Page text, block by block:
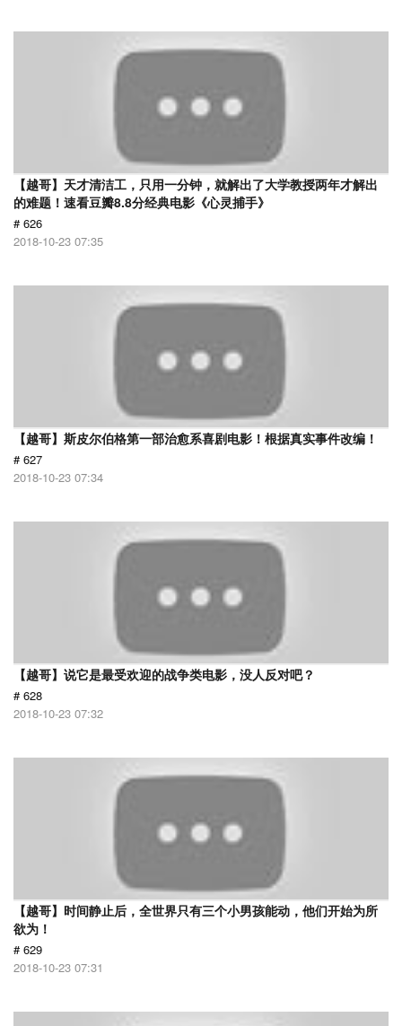
【越哥】天才清洁工，只用一分钟，就解出了大学教授两年才解出
的难题！速看豆瓣8.8分经典电影《心灵捕手》
# 626
2018-10-23 07:35
【越哥】斯皮尔伯格第一部治愈系喜剧电影！根据真实事件改编！
# 627
2018-10-23 07:34
【越哥】说它是最受欢迎的战争类电影，没人反对吧？
# 628
2018-10-23 07:32
【越哥】时间静止后，全世界只有三个小男孩能动，他们开始为所
欲为！
# 629
2018-10-23 07:31